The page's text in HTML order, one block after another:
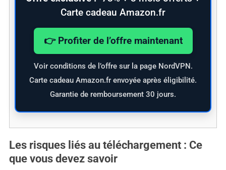
Carte cadeau Amazon.fr
👉 Profiter de l’offre maintenant
Voir conditions de l’offre sur la page NordVPN.
Carte cadeau Amazon.fr envoyée après éligibilité.
Garantie de remboursement 30 jours.
Les risques liés au téléchargement : Ce
que vous devez savoir